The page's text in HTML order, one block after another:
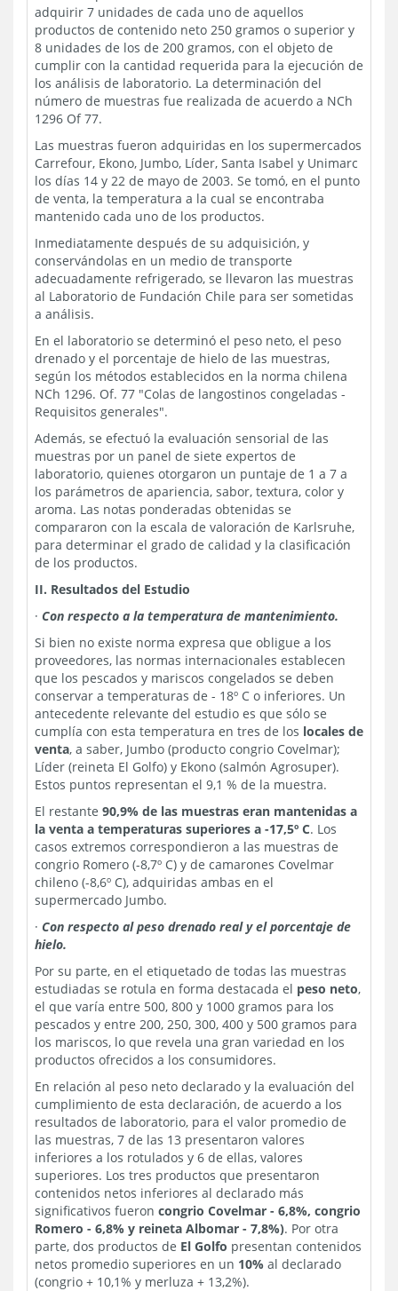
adquirir 7 unidades de cada uno de aquellos
productos de contenido neto 250 gramos o superior y
8 unidades de los de 200 gramos, con el objeto de
cumplir con la cantidad requerida para la ejecución de
los análisis de laboratorio. La determinación del
número de muestras fue realizada de acuerdo a NCh
1296 Of 77.
Las muestras fueron adquiridas en los supermercados
Carrefour, Ekono, Jumbo, Líder, Santa Isabel y Unimarc
los días 14 y 22 de mayo de 2003. Se tomó, en el punto
de venta, la temperatura a la cual se encontraba
mantenido cada uno de los productos.
Inmediatamente después de su adquisición, y
conservándolas en un medio de transporte
adecuadamente refrigerado, se llevaron las muestras
al Laboratorio de Fundación Chile para ser sometidas
a análisis.
En el laboratorio se determinó el peso neto, el peso
drenado y el porcentaje de hielo de las muestras,
según los métodos establecidos en la norma chilena
NCh 1296. Of. 77 "Colas de langostinos congeladas -
Requisitos generales".
Además, se efectuó la evaluación sensorial de las
muestras por un panel de siete expertos de
laboratorio, quienes otorgaron un puntaje de 1 a 7 a
los parámetros de apariencia, sabor, textura, color y
aroma. Las notas ponderadas obtenidas se
compararon con la escala de valoración de Karlsruhe,
para determinar el grado de calidad y la clasificación
de los productos.
II. Resultados del Estudio
· Con respecto a la temperatura de mantenimiento.
Si bien no existe norma expresa que obligue a los
proveedores, las normas internacionales establecen
que los pescados y mariscos congelados se deben
conservar a temperaturas de - 18º C o inferiores. Un
antecedente relevante del estudio es que sólo se
cumplía con esta temperatura en tres de los locales de
venta, a saber, Jumbo (producto congrio Covelmar);
Líder (reineta El Golfo) y Ekono (salmón Agrosuper).
Estos puntos representan el 9,1 % de la muestra.
El restante 90,9% de las muestras eran mantenidas a
la venta a temperaturas superiores a -17,5º C. Los
casos extremos correspondieron a las muestras de
congrio Romero (-8,7º C) y de camarones Covelmar
chileno (-8,6º C), adquiridas ambas en el
supermercado Jumbo.
· Con respecto al peso drenado real y el porcentaje de
hielo.
Por su parte, en el etiquetado de todas las muestras
estudiadas se rotula en forma destacada el peso neto,
el que varía entre 500, 800 y 1000 gramos para los
pescados y entre 200, 250, 300, 400 y 500 gramos para
los mariscos, lo que revela una gran variedad en los
productos ofrecidos a los consumidores.
En relación al peso neto declarado y la evaluación del
cumplimiento de esta declaración, de acuerdo a los
resultados de laboratorio, para el valor promedio de
las muestras, 7 de las 13 presentaron valores
inferiores a los rotulados y 6 de ellas, valores
superiores. Los tres productos que presentaron
contenidos netos inferiores al declarado más
significativos fueron congrio Covelmar - 6,8%, congrio
Romero - 6,8% y reineta Albomar - 7,8%). Por otra
parte, dos productos de El Golfo presentan contenidos
netos promedio superiores en un 10% al declarado
(congrio + 10,1% y merluza + 13,2%).